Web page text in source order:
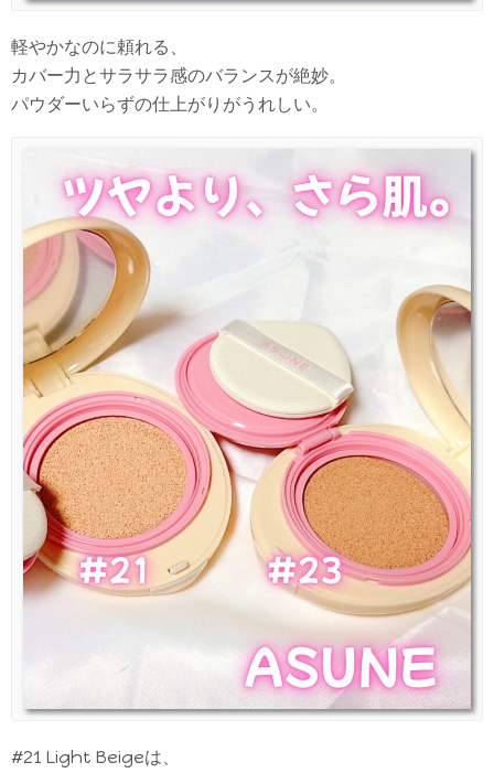
軽やかなのに頼れる、
カバー力とサラサラ感のバランスが絶妙。
パウダーいらずの仕上がりがうれしい。
#21 Light Beigeは、